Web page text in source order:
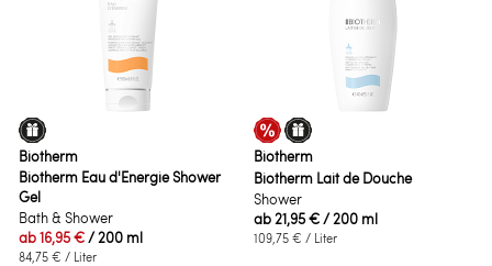
Biotherm
Biotherm Eau d'Energie Shower
Gel
Bath & Shower
ab16,95 € / 200 ml
84,75 € / Liter
Biotherm
Biotherm Lait de Douche
Shower
ab21,95 € / 200 ml
109,75 € / Liter